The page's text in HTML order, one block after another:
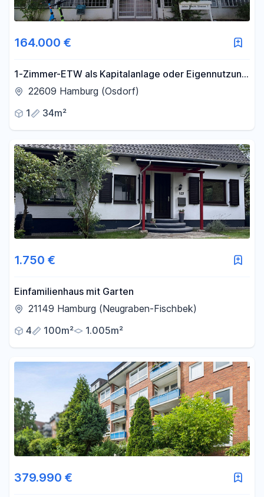
164.000 €
1-Zimmer-ETW als Kapitalanlage oder Eigennutzung
direkt neben dem Elbe-Einkaufszentrum (sofort
22609 Hamburg (Osdorf)
1
34m²
1.750 €
Einfamilienhaus mit Garten
21149 Hamburg (Neugraben-Fischbek)
4
100m² 1.005m²
379.990 €